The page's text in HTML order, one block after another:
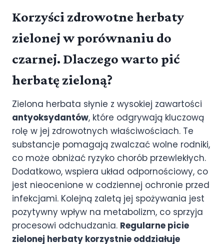
Korzyści zdrowotne herbaty
zielonej w porównaniu do
czarnej. Dlaczego warto pić
herbatę zieloną?
Zielona herbata słynie z wysokiej zawartości
antyoksydantów, które odgrywają kluczową
rolę w jej zdrowotnych właściwościach. Te
substancje pomagają zwalczać wolne rodniki,
co może obniżać ryzyko chorób przewlekłych.
Dodatkowo, wspiera układ odpornościowy, co
jest nieocenione w codziennej ochronie przed
infekcjami. Kolejną zaletą jej spożywania jest
pozytywny wpływ na metabolizm, co sprzyja
procesowi odchudzania. Regularne picie
zielonej herbaty korzystnie oddziałuje